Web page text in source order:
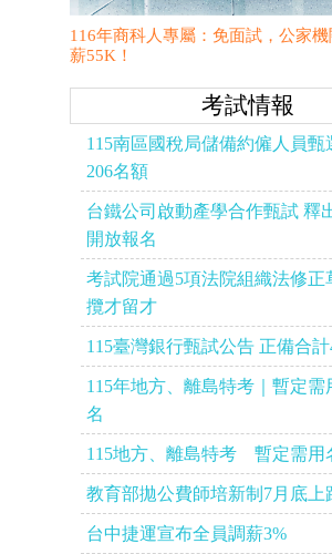
116年商科人專屬：免面試，公家
薪55K！
考試情報
115南區國稅局儲備約僱人員甄
206名額
台鐵公司啟動產學合作甄試 釋
開放報名
考試院通過5項法院組織法修
攬才留才
115臺灣銀行甄試公告 正備合計
115年地方、離島特考｜暫定需
名
115地方、離島特考 暫定需用
教育部拋公費師培新制7月底上
台中捷運宣布全員調薪3%